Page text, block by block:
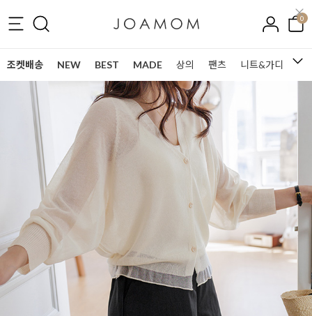
0
조켓배송 NEW BEST MADE 상의 팬츠 니트&가디건